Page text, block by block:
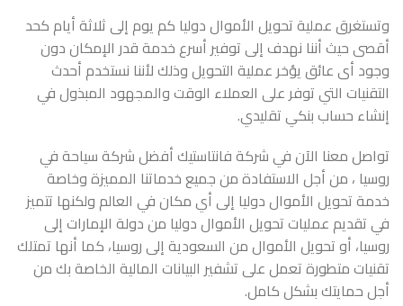
وتستغرق عملية تحويل الأموال دوليا كم يوم إلى ثلاثة أيام كحد
أقصى حيث أننا نهدف إلى توفير أسرع خدمة قدر الإمكان دون
وجود أى عائق يؤخر عملية التحويل وذلك لأننا نستخدم أحدث
التقنيات التي توفر على العملاء الوقت والمجهود المبذول في
إنشاء حساب بنكي تقليدي.
تواصل معنا الآن في شركة فانتاستيك أفضلشركة سياحة في
روسيا ، من أجل الاستفادة من جميع خدماتنا المميزة وخاصة
خدمة تحويل الأموال دوليا إلى أي مكان في العالم ولكنها تتميز
في تقديم عمليات تحويل الأموال دوليا من دولة الإمارات إلى
روسيا، أو تحويل الأموال من السعودية إلى روسيا، كما أنها تمتلك
تقنيات متطورة تعمل على تشفير البيانات المالية الخاصة بك من
أجل حمايتك بشكل كامل.